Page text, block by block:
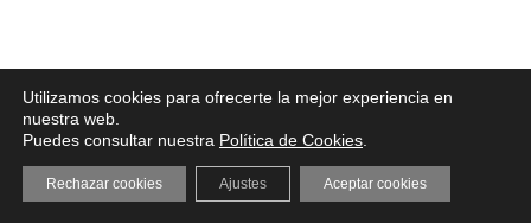
Utilizamos cookies para ofrecerte la mejor experiencia en
nuestra web.
Puedes consultar nuestra Política de Cookies
Aceptar cookies
Rechazar cookies Ajustes